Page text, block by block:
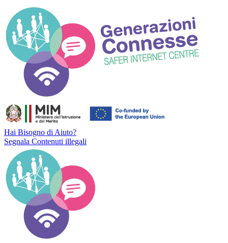
Hai Bisogno di Aiuto?
Segnala Contenuti illegali